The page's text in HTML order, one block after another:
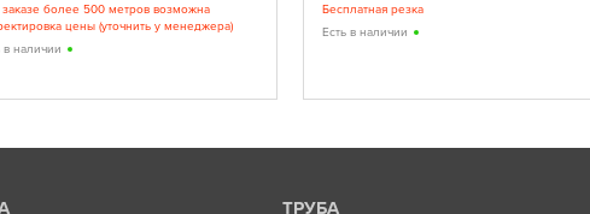
более 500 метров возможна
цены (уточнить у менеджера)
в наличии
Бесплатная резка
Есть в наличии
ТРУБА